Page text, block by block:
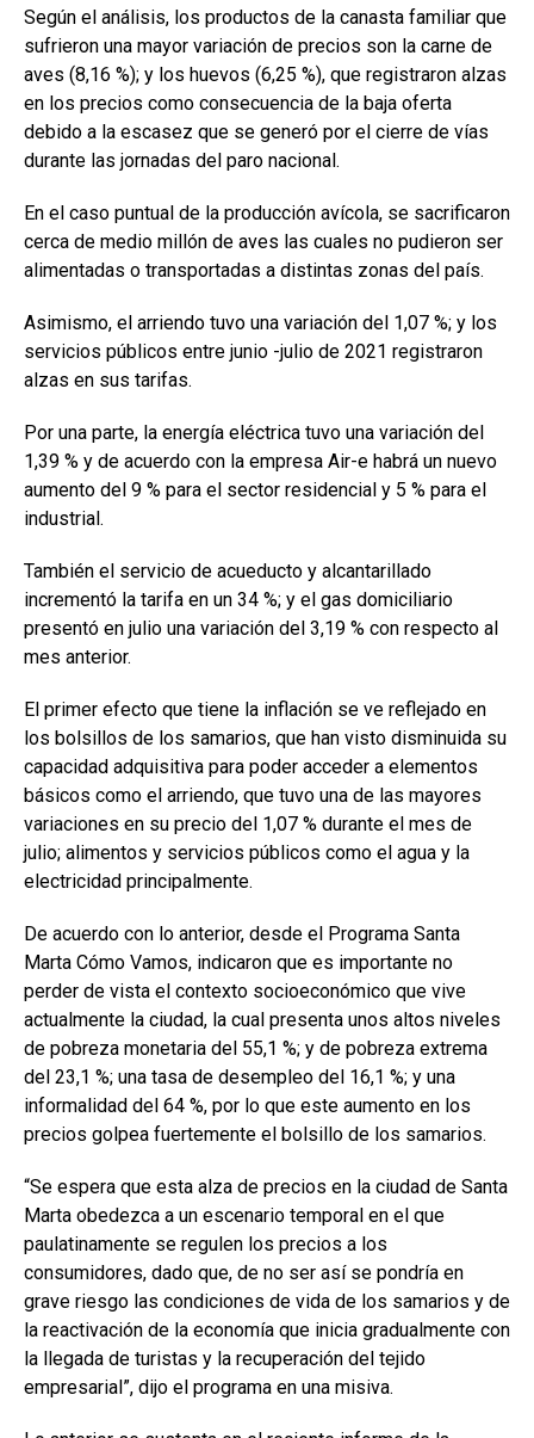
Según el análisis, los productos de la canasta familiar que
sufrieron una mayor variación de precios son la carne de
aves (8,16 %); y los huevos (6,25 %), que registraron alzas
en los precios como consecuencia de la baja oferta
debido a la escasez que se generó por el cierre de vías
durante las jornadas del paro nacional.
En el caso puntual de la producción avícola, se sacrificaron
cerca de medio millón de aves las cuales no pudieron ser
alimentadas o transportadas a distintas zonas del país.
Asimismo, el arriendo tuvo una variación del 1,07 %; y los
servicios públicos entre junio -julio de 2021 registraron
alzas en sus tarifas.
Por una parte, la energía eléctrica tuvo una variación del
1,39 % y de acuerdo con la empresa Air-e habrá un nuevo
aumento del 9 % para el sector residencial y 5 % para el
industrial.
También el servicio de acueducto y alcantarillado
incrementó la tarifa en un 34 %; y el gas domiciliario
presentó en julio una variación del 3,19 % con respecto al
mes anterior.
El primer efecto que tiene la inflación se ve reflejado en
los bolsillos de los samarios, que han visto disminuida su
capacidad adquisitiva para poder acceder a elementos
básicos como el arriendo, que tuvo una de las mayores
variaciones en su precio del 1,07 % durante el mes de
julio; alimentos y servicios públicos como el agua y la
electricidad principalmente.
De acuerdo con lo anterior, desde el Programa Santa
Marta Cómo Vamos, indicaron que es importante no
perder de vista el contexto socioeconómico que vive
actualmente la ciudad, la cual presenta unos altos niveles
de pobreza monetaria del 55,1 %; y de pobreza extrema
del 23,1 %; una tasa de desempleo del 16,1 %; y una
informalidad del 64 %, por lo que este aumento en los
precios golpea fuertemente el bolsillo de los samarios.
“Se espera que esta alza de precios en la ciudad de Santa
Marta obedezca a un escenario temporal en el que
paulatinamente se regulen los precios a los
consumidores, dado que, de no ser así se pondría en
grave riesgo las condiciones de vida de los samarios y de
la reactivación de la economía que inicia gradualmente con
la llegada de turistas y la recuperación del tejido
empresarial”, dijo el programa en una misiva.